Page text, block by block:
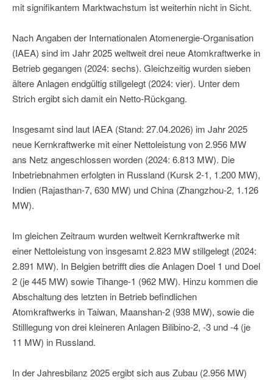
mit signifikantem Marktwachstum ist weiterhin nicht in Sicht.
Nach Angaben der Internationalen Atomenergie-Organisation
(IAEA) sind im Jahr 2025 weltweit drei neue Atomkraftwerke in
Betrieb gegangen (2024: sechs). Gleichzeitig wurden sieben
ältere Anlagen endgültig stillgelegt (2024: vier). Unter dem
Strich ergibt sich damit ein Netto-Rückgang.
Insgesamt sind laut IAEA (Stand: 27.04.2026) im Jahr 2025
neue Kernkraftwerke mit einer Nettoleistung von 2.956 MW
ans Netz angeschlossen worden (2024: 6.813 MW). Die
Inbetriebnahmen erfolgten in Russland (Kursk 2-1, 1.200 MW),
Indien (Rajasthan-7, 630 MW) und China (Zhangzhou-2, 1.126
MW).
Im gleichen Zeitraum wurden weltweit Kernkraftwerke mit
einer Nettoleistung von insgesamt 2.823 MW stillgelegt (2024:
2.891 MW). In Belgien betrifft dies die Anlagen Doel 1 und Doel
2 (je 445 MW) sowie Tihange-1 (962 MW). Hinzu kommen die
Abschaltung des letzten in Betrieb befindlichen
Atomkraftwerks in Taiwan, Maanshan-2 (938 MW), sowie die
Stilllegung von drei kleineren Anlagen Bilibino-2, -3 und -4 (je
11 MW) in Russland.
In der Jahresbilanz 2025 ergibt sich aus Zubau (2.956 MW)